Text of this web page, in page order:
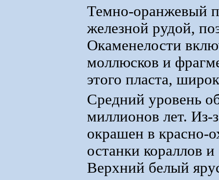
Темно-оранжевый
железной рудой,
Окаменелости
моллюсков и
этого пласта,
Средний уровень
миллионов лет. Из-
окрашен в красно-
останки кораллов
Верхний белый